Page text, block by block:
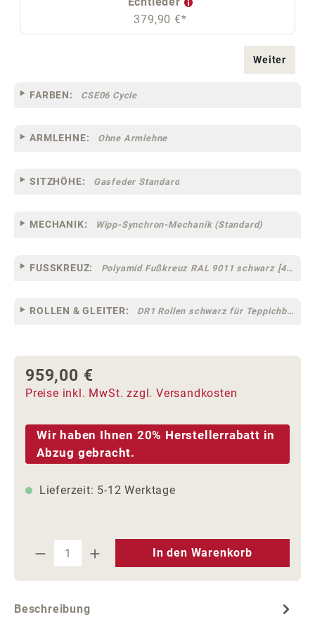
379,90 €*
Weiter
FARBEN: CSE06 Cycle
ARMLEHNE: Ohne Armlehne
SITZHÖHE: Gasfeder Standard
MECHANIK: Wipp-Synchron-Mechanik (Standard)
FUSSKREUZ: Polyamid Fußkreuz RAL 9011 schwarz [44]
ROLLEN & GLEITER: DR1 Rollen schwarz für Teppichböden [10]
Regulärer Preis:
959,00 €
Preise inkl. MwSt. zzgl. Versandkosten
Wir haben Ihnen 20% Herstellerrabatt in
Abzug gebracht.
Lieferzeit: 5-12 Werktage
Produkt Anzahl: Gib den
In den Warenkorb
Beschreibung